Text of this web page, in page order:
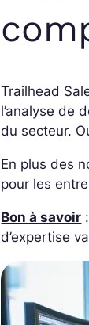
Trailhead
l’analyse de
du secteur.
En plus des
pour les
Bon à savoir
d’expertise